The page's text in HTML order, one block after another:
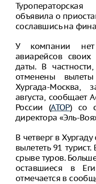
объявила о
сославшись на
У компании
авиарейсов
даты. В
отменены
Хургада-Москва,
августа, сообщает
России (АТОР) со
директора «Эль-
В четверг в
вылететь 91
срыве туров.
оставшиеся в
отмечается в